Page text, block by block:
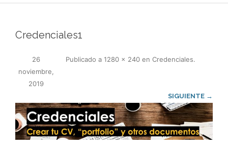
Credenciales1
Publicado
26
noviembre,
2019
a 1280 × 240 en Credenciales.
SIGUIENTE →